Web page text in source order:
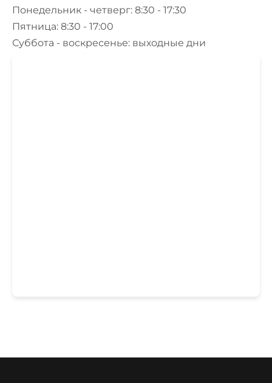
Понедельник - четверг: 8:30 - 17:30
Пятница: 8:30 - 17:00
Суббота - воскресенье: выходные дни